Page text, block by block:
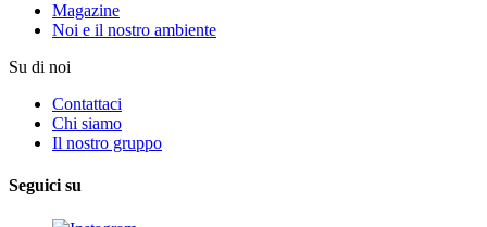
Magazine
Noi e il nostro ambiente
Su di noi
Contattaci
Chi siamo
Il nostro gruppo
Seguici su